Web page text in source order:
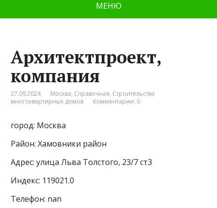
МЕНЮ
Архитектпроект,
компания
27.09.2024 Москва, Справочная, Строительство
многоквартирных домов
Комментарии: 0
город: Москва
Район: Хамовники район
Адрес: улица Льва Толстого, 23/7 ст3
Индекс: 119021.0
Телефон: nan